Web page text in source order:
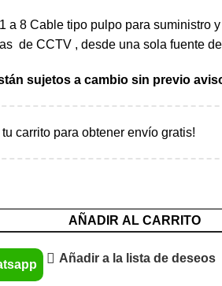
a 8 Cable tipo pulpo para suministro
de CCTV , desde una sola fuente
sujetos a cambio sin previo
tu carrito para obtener envío gratis!
AÑADIR AL CARRITO
Añadir a la lista de deseos